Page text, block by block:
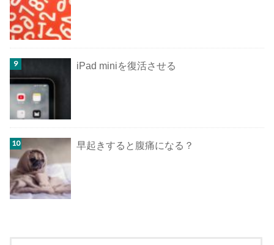
iPad miniを復活させる
早起きすると腹痛になる？